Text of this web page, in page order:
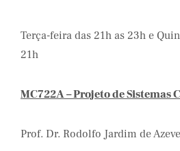
Terça-feira das 21h as 23h e
21h
MC722A – Projeto de Sistemas
Prof. Dr. Rodolfo Jardim de